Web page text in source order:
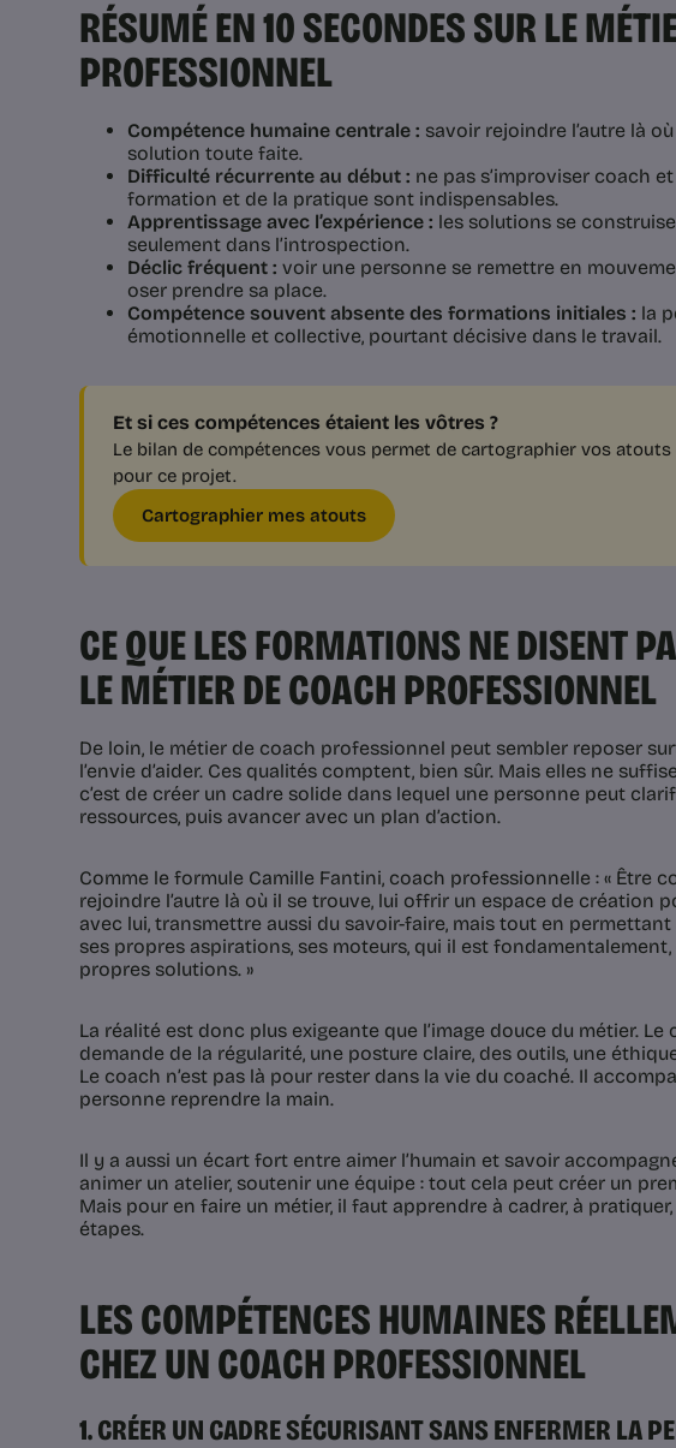
RÉSUMÉ EN 10 SECONDES SUR LE
PROFESSIONNEL
Compétence humaine centrale : savoir rejoindre l’autre là
solution toute faite.
Difficulté récurrente au début : ne pas s’improviser coach
formation et de la pratique sont indispensables.
Apprentissage avec l’expérience : les solutions se
seulement dans l’introspection.
Déclic fréquent : voir une personne se remettre en
oser prendre sa place.
Compétence souvent absente des formations initiales : la
émotionnelle et collective, pourtant décisive dans le travail.
Et si ces compétences étaient les vôtres ?
Le bilan de compétences vous permet de cartographier vos
pour ce projet.
Cartographier mes atouts
CE QUE LES FORMATIONS NE DISENT
LE MÉTIER DE COACH PROFESSIONNEL
De loin, le métier de coach professionnel peut sembler reposer
l’envie d’aider. Ces qualités comptent, bien sûr. Mais elles ne
c’est de créer un cadre solide dans lequel une personne peut
ressources, puis avancer avec un plan d’action.
Comme le formule Camille Fantini, coach professionnelle : « Être
rejoindre l’autre là où il se trouve, lui offrir un espace de création
avec lui, transmettre aussi du savoir-faire, mais tout en permettant
ses propres aspirations, ses moteurs, qui il est
propres solutions. »
La réalité est donc plus exigeante que l’image douce du métier.
demande de la régularité, une posture claire, des outils, une
Le coach n’est pas là pour rester dans la vie du coaché. Il
personne reprendre la main.
Il y a aussi un écart fort entre aimer l’humain et savoir
animer un atelier, soutenir une équipe : tout cela peut créer un
Mais pour en faire un métier, il faut apprendre à cadrer, à
étapes.
LES COMPÉTENCES HUMAINES
CHEZ UN COACH PROFESSIONNEL
1. CRÉER UN CADRE SÉCURISANT SANS ENFERMER LA